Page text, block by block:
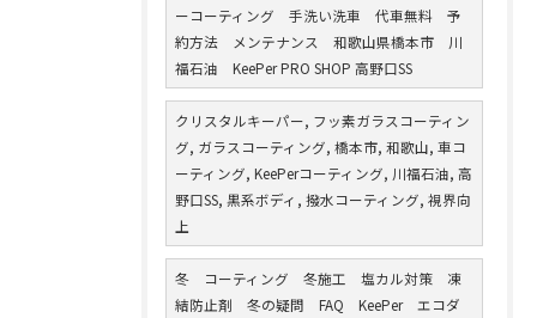
ーコーティング 手洗い洗車 代車無料 予
約方法 メンテナンス 和歌山県橋本市 川
福石油 KeePer PRO SHOP 高野口SS
クリスタルキーパー, フッ素ガラスコーティン
グ, ガラスコーティング, 橋本市, 和歌山, 車コ
ーティング, KeePerコーティング, 川福石油, 高
野口SS, 黒系ボディ, 撥水コーティング, 視界向
上
冬 コーティング 冬施工 塩カル対策 凍
結防止剤 冬の疑問 FAQ KeePer エコダ